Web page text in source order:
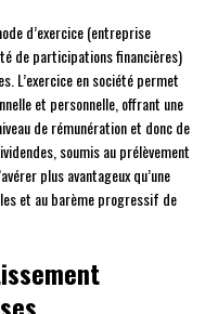
d’exercice (entreprise
de participations financières)
L’exercice en société permet
et personnelle, offrant une
de rémunération et donc de
soumis au prélèvement
plus avantageux qu’une
et au barème progressif de